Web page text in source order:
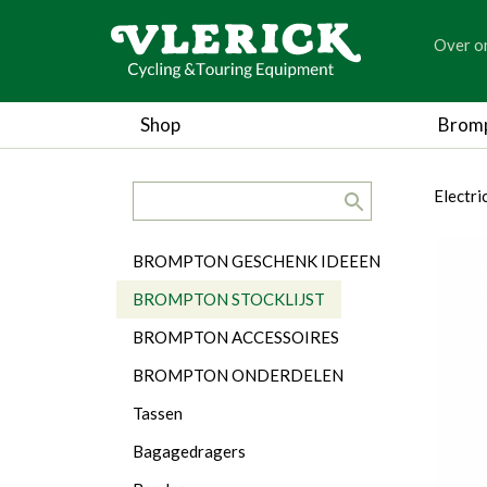
Over
Shop
Categorieën
BROMPTON GESCHENK IDEEEN
BROMPTON STOCKLIJST
BROMPTON ACCESSOIRES
BROMPTON ONDERDELEN
Tassen
Bagagedragers